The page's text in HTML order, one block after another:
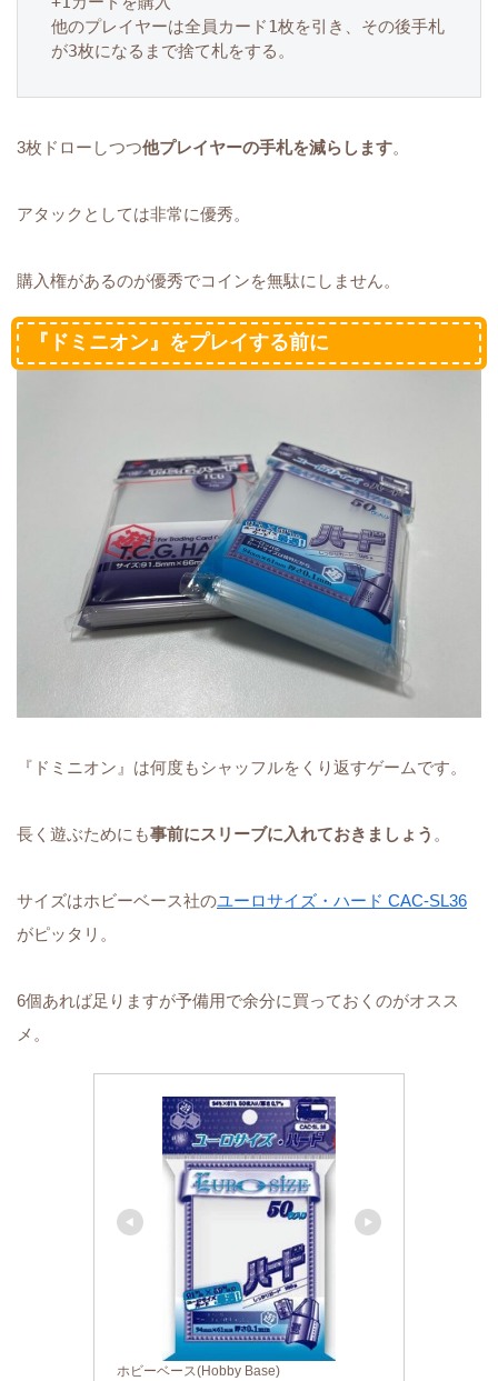
他のプレイヤーは全員カード1枚を引き、その後手札
が3枚になるまで捨て札をする。
3枚ドローしつつ他プレイヤーの手札を減らします。
アタックとしては非常に優秀。
購入権があるのが優秀でコインを無駄にしません。
『ドミニオン』をプレイする前に
『ドミニオン』は何度もシャッフルをくり返すゲームです。
長く遊ぶためにも事前にスリーブに入れておきましょう 。
サイズはホビーベース社のユーロサイズ・ハード CAC-SL36
がピッタリ。
6個あれば足りますが予備用で余分に買っておくのがオスス
メ。
ホビーベース(Hobby Base)